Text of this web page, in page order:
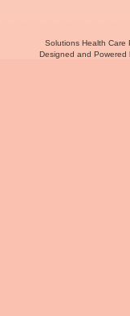
Solutions Health Care
Designed and